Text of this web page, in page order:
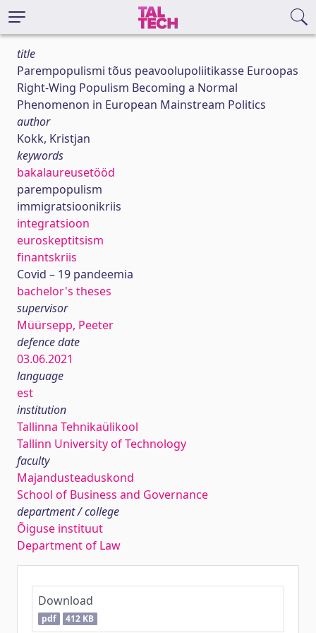
title
Parempopulismi tõus peavoolupoliitikasse Euroopas
Right-Wing Populism Becoming a Normal
Phenomenon in European Mainstream Politics
author
Kokk, Kristjan
keywords
bakalaureusetööd
parempopulism
immigratsioonikriis
integratsioon
euroskeptitsism
finantskriis
Covid – 19 pandeemia
bachelor's theses
supervisor
Müürsepp, Peeter
defence date
03.06.2021
language
est
institution
Tallinna Tehnikaülikool
Tallinn University of Technology
faculty
Majandusteaduskond
School of Business and Governance
department / college
Õiguse instituut
Department of Law
Download
pdf 412 KB